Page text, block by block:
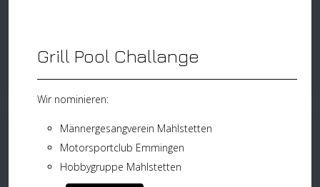
Weiterlesen
Grill Pool Challange
Wir nominieren:
Männergesangverein Mahlstetten
Motorsportclub Emmingen
Hobbygruppe Mahlstetten